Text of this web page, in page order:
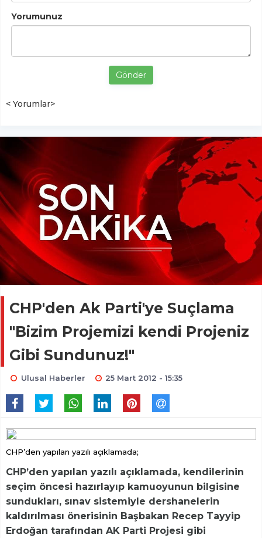
Yorumunuz
Gönder
< Yorumlar>
CHP'den Ak Parti'ye Suçlama
"Bizim Projemizi kendi Projeniz
Gibi Sundunuz!"
Ulusal Haberler 25 Mart 2012 - 15:35
CHP’den yapılan yazılı açıklamada;
CHP’den yapılan yazılı açıklamada, kendilerinin
seçim öncesi hazırlayıp kamuoyunun bilgisine
sundukları, sınav sistemiyle dershanelerin
kaldırılması önerisinin Başbakan Recep Tayyip
Erdoğan tarafından AK Parti Projesi gibi